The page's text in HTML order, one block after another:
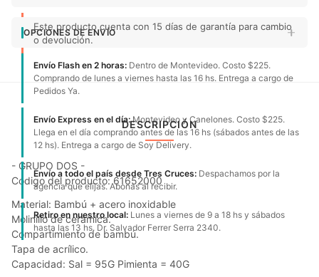
Este producto cuenta con 15 días de garantía para cambio
o devolución.
OPCIONES DE ENVÍO
Envío Flash en 2 horas: Dentro de Montevideo. Costo $225.
Comprando de lunes a viernes hasta las 16 hs. Entrega a cargo de
Pedidos Ya.
Envío Express en el día:Montevideo y Canelones. Costo $225.
Llega en el día comprando antes de las 16 hs (sábados antes de las
12 hs). Entrega a cargo de Soy Delivery.
Envío a todo el país desde Tres Cruces: Despachamos por la
agencia que elijas. Abonas al recibir.
Retiro en nuestro local: Lunes a viernes de 9 a 18 hs y sábados
hasta las 13 hs. Dr. Salvador Ferrer Serra 2340.
DESCRIPCIÓN
- GRUPO DOS -
Código del producto: 61652000
Material: Bambú + acero inoxidable
Molinillo de cerámica.
Compartimiento de bambú.
Tapa de acrílico.
Capacidad: Sal = 95G Pimienta = 40G